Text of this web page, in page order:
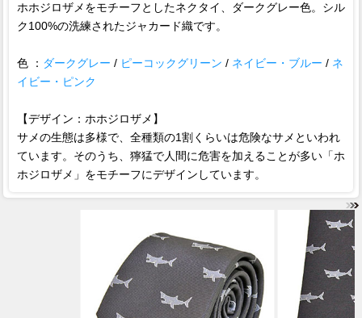
ホホジロザメをモチーフとしたネクタイ、ダークグレー色。シル
ク100%の洗練されたジャカード織です。
色 ： ダークグレー / ピーコックグリーン / ネイビー・ブルー / ネ
イビー・ピンク
【デザイン：ホホジロザメ】
サメの生態は多様で、全種類の1割くらいは危険なサメといわれ
ています。そのうち、獰猛で人間に危害を加えることが多い「ホ
ホジロザメ」をモチーフにデザインしています。